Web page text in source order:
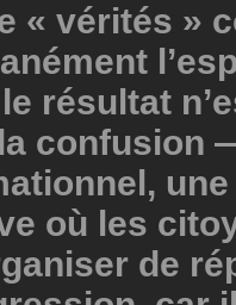
« vérités »
résultat
confusion
où les
de